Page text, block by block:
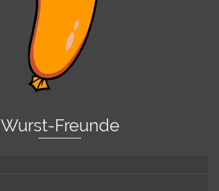
Wurst-Freunde